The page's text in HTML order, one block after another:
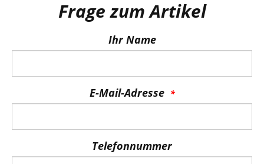
Frage zum Artikel
Ihr Name
E-Mail-Adresse
Telefonnummer